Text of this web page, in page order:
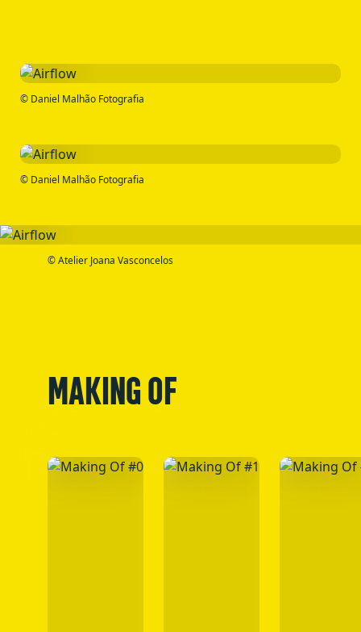
© Daniel Malhão Fotografia
© Daniel Malhão Fotografia
© Atelier Joana Vasconcelos
MAKING OF